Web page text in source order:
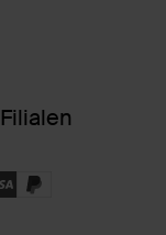
Filialen